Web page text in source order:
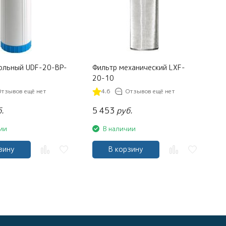
UDF-20-BP-
ещё нет
Фильтр механический LXF-
20-10
4.6 Отзывов ещё нет
5 453 руб.
В наличии
В корзину